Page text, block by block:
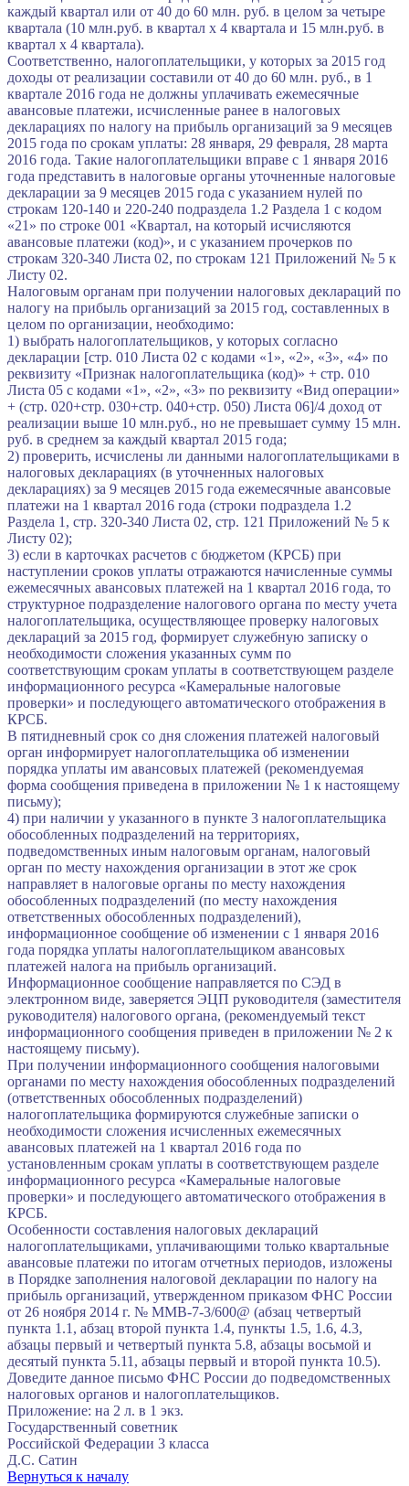
каждый квартал или от 40 до 60 млн. руб. в целом за четыре
квартала (10 млн.руб. в квартал х 4 квартала и 15 млн.руб. в
квартал х 4 квартала).
Соответственно, налогоплательщики, у которых за 2015 год
доходы от реализации составили от 40 до 60 млн. руб., в 1
квартале 2016 года не должны уплачивать ежемесячные
авансовые платежи, исчисленные ранее в налоговых
декларациях по налогу на прибыль организаций за 9 месяцев
2015 года по срокам уплаты: 28 января, 29 февраля, 28 марта
2016 года. Такие налогоплательщики вправе с 1 января 2016
года представить в налоговые органы уточненные налоговые
декларации за 9 месяцев 2015 года с указанием нулей по
строкам 120-140 и 220-240 подраздела 1.2 Раздела 1 с кодом
«21» по строке 001 «Квартал, на который исчисляются
авансовые платежи (код)», и с указанием прочерков по
строкам 320-340 Листа 02, по строкам 121 Приложений № 5 к
Листу 02.
Налоговым органам при получении налоговых деклараций по
налогу на прибыль организаций за 2015 год, составленных в
целом по организации, необходимо:
1) выбрать налогоплательщиков, у которых согласно
декларации [стр. 010 Листа 02 с кодами «1», «2», «3», «4» по
реквизиту «Признак налогоплательщика (код)» + стр. 010
Листа 05 с кодами «1», «2», «3» по реквизиту «Вид операции»
+ (стр. 020+стр. 030+стр. 040+стр. 050) Листа 06]/4 доход от
реализации выше 10 млн.руб., но не превышает сумму 15 млн.
руб. в среднем за каждый квартал 2015 года;
2) проверить, исчислены ли данными налогоплательщиками в
налоговых декларациях (в уточненных налоговых
декларациях) за 9 месяцев 2015 года ежемесячные авансовые
платежи на 1 квартал 2016 года (строки подраздела 1.2
Раздела 1, стр. 320-340 Листа 02, стр. 121 Приложений № 5 к
Листу 02);
3) если в карточках расчетов с бюджетом (КРСБ) при
наступлении сроков уплаты отражаются начисленные суммы
ежемесячных авансовых платежей на 1 квартал 2016 года, то
структурное подразделение налогового органа по месту учета
налогоплательщика, осуществляющее проверку налоговых
деклараций за 2015 год, формирует служебную записку о
необходимости сложения указанных сумм по
соответствующим срокам уплаты в соответствующем разделе
информационного ресурса «Камеральные налоговые
проверки» и последующего автоматического отображения в
КРСБ.
В пятидневный срок со дня сложения платежей налоговый
орган информирует налогоплательщика об изменении
порядка уплаты им авансовых платежей (рекомендуемая
форма сообщения приведена в приложении № 1 к настоящему
письму);
4) при наличии у указанного в пункте 3 налогоплательщика
обособленных подразделений на территориях,
подведомственных иным налоговым органам, налоговый
орган по месту нахождения организации в этот же срок
направляет в налоговые органы по месту нахождения
обособленных подразделений (по месту нахождения
ответственных обособленных подразделений),
информационное сообщение об изменении с 1 января 2016
года порядка уплаты налогоплательщиком авансовых
платежей налога на прибыль организаций.
Информационное сообщение направляется по СЭД в
электронном виде, заверяется ЭЦП руководителя (заместителя
руководителя) налогового органа, (рекомендуемый текст
информационного сообщения приведен в приложении № 2 к
настоящему письму).
При получении информационного сообщения налоговыми
органами по месту нахождения обособленных подразделений
(ответственных обособленных подразделений)
налогоплательщика формируются служебные записки о
необходимости сложения исчисленных ежемесячных
авансовых платежей на 1 квартал 2016 года по
установленным срокам уплаты в соответствующем разделе
информационного ресурса «Камеральные налоговые
проверки» и последующего автоматического отображения в
КРСБ.
Особенности составления налоговых деклараций
налогоплательщиками, уплачивающими только квартальные
авансовые платежи по итогам отчетных периодов, изложены
в Порядке заполнения налоговой декларации по налогу на
прибыль организаций, утвержденном приказом ФНС России
от 26 ноября 2014 г. № ММВ-7-3/600@ (абзац четвертый
пункта 1.1, абзац второй пункта 1.4, пункты 1.5, 1.6, 4.3,
абзацы первый и четвертый пункта 5.8, абзацы восьмой и
десятый пункта 5.11, абзацы первый и второй пункта 10.5).
Доведите данное письмо ФНС России до подведомственных
налоговых органов и налогоплательщиков.
Приложение: на 2 л. в 1 экз.
Государственный советник
Российской Федерации 3 класса
Д.С. Сатин
Вернуться к началу